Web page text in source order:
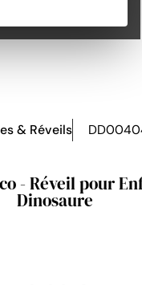
& Réveils
- Réveil pour
Dinosaure